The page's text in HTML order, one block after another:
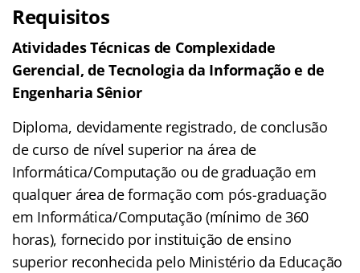
Requisitos
Atividades Técnicas de Complexidade
Gerencial, de Tecnologia da Informação e de
Engenharia Sênior
Diploma, devidamente registrado, de conclusão
de curso de nível superior na área de
Informática/Computação ou de graduação em
qualquer área de formação com pós-graduação
em Informática/Computação (mínimo de 360
horas), fornecido por instituição de ensino
superior reconhecida pelo Ministério da Educação